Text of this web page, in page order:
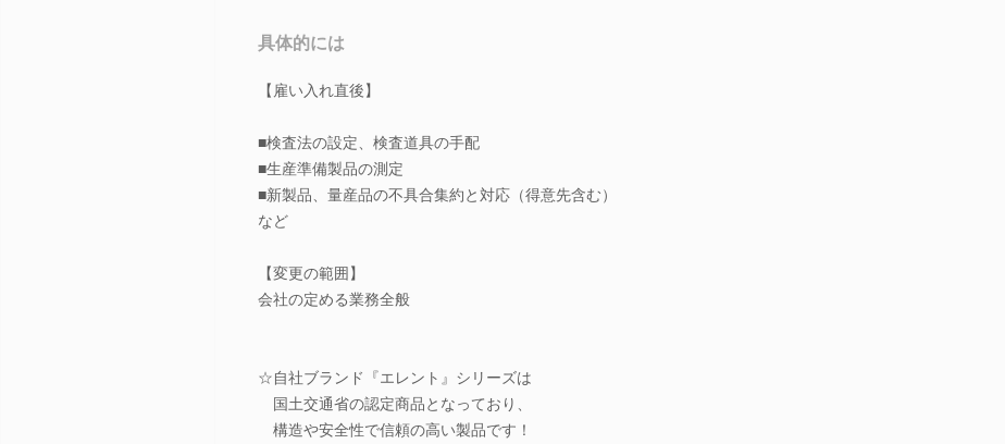
具体的には
【雇い入れ直後】
■検査法の設定、検査道具の手配
■生産準備製品の測定
■新製品、量産品の不具合集約と対応（得意先含む）
など
【変更の範囲】
会社の定める業務全般
☆自社ブランド『エレント』シリーズは
国土交通省の認定商品となっており、
構造や安全性で信頼の高い製品です！